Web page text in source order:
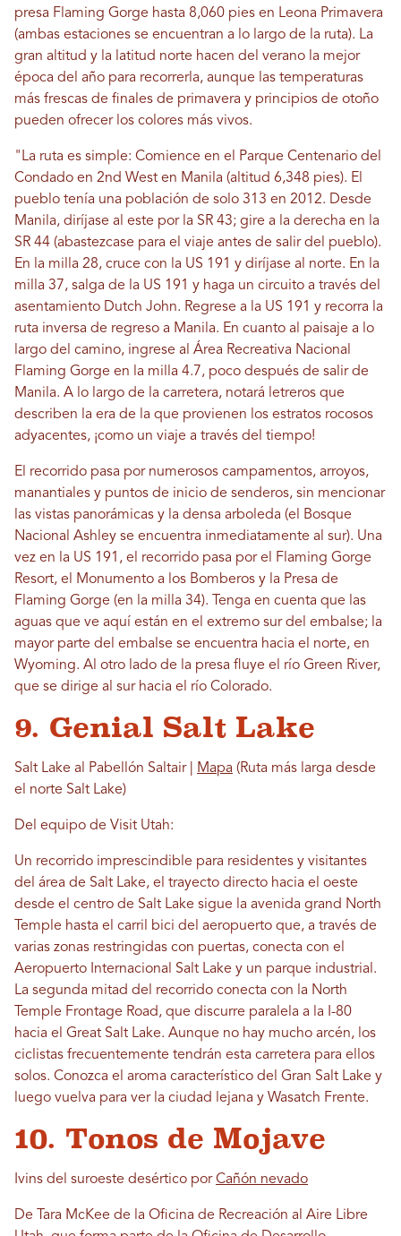
presa Flaming Gorge hasta 8,060 pies en Leona Primavera
(ambas estaciones se encuentran a lo largo de la ruta). La
gran altitud y la latitud norte hacen del verano la mejor
época del año para recorrerla, aunque las temperaturas
más frescas de finales de primavera y principios de otoño
pueden ofrecer los colores más vivos.
"La ruta es simple: Comience en el Parque Centenario del
Condado en 2nd West en Manila (altitud 6,348 pies). El
pueblo tenía una población de solo 313 en 2012. Desde
Manila, diríjase al este por la SR 43; gire a la derecha en la
SR 44 (abastezcase para el viaje antes de salir del pueblo).
En la milla 28, cruce con la US 191 y diríjase al norte. En la
milla 37, salga de la US 191 y haga un circuito a través del
asentamiento Dutch John. Regrese a la US 191 y recorra la
ruta inversa de regreso a Manila. En cuanto al paisaje a lo
largo del camino, ingrese al Área Recreativa Nacional
Flaming Gorge en la milla 4.7, poco después de salir de
Manila. A lo largo de la carretera, notará letreros que
describen la era de la que provienen los estratos rocosos
adyacentes, ¡como un viaje a través del tiempo!
El recorrido pasa por numerosos campamentos, arroyos,
manantiales y puntos de inicio de senderos, sin mencionar
las vistas panorámicas y la densa arboleda (el Bosque
Nacional Ashley se encuentra inmediatamente al sur). Una
vez en la US 191, el recorrido pasa por el Flaming Gorge
Resort, el Monumento a los Bomberos y la Presa de
Flaming Gorge (en la milla 34). Tenga en cuenta que las
aguas que ve aquí están en el extremo sur del embalse; la
mayor parte del embalse se encuentra hacia el norte, en
Wyoming. Al otro lado de la presa fluye el río Green River,
que se dirige al sur hacia el río Colorado.
9. Genial Salt Lake
Salt Lake al Pabellón Saltair | Mapa (Ruta más larga desde
el norte Salt Lake)
Del equipo de Visit Utah:
Un recorrido imprescindible para residentes y visitantes
del área de Salt Lake, el trayecto directo hacia el oeste
desde el centro de Salt Lake sigue la avenida grand North
Temple hasta el carril bici del aeropuerto que, a través de
varias zonas restringidas con puertas, conecta con el
Aeropuerto Internacional Salt Lake y un parque industrial.
La segunda mitad del recorrido conecta con la North
Temple Frontage Road, que discurre paralela a la I-80
hacia el Great Salt Lake. Aunque no hay mucho arcén, los
ciclistas frecuentemente tendrán esta carretera para ellos
solos. Conozca el aroma característico del Gran Salt Lake y
luego vuelva para ver la ciudad lejana y Wasatch Frente.
10. Tonos de Mojave
Ivins del suroeste desértico porCañón nevado
De Tara McKee de la Oficina de Recreación al Aire Libre